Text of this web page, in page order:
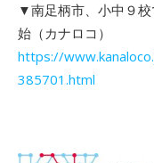
▼南足柄市、小中９
始（カナロコ）
https://
385701.html